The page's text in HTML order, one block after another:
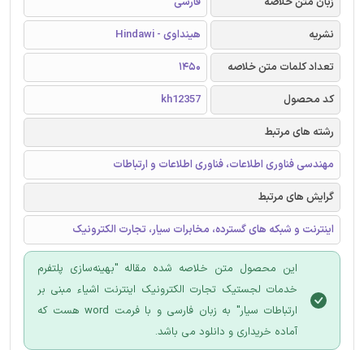
نشریه
هینداوی - Hindawi
تعداد کلمات متن خلاصه
1450
کد محصول
kh12357
رشته های مرتبط
مهندسی فناوری اطلاعات، فناوری اطلاعات و ارتباطات
گرایش های مرتبط
اینترنت و شبکه های گسترده، مخابرات سیار، تجارت الکترونیک
این محصول متن خلاصه شده مقاله "بهینه‌سازی پلتفرم
خدمات لجستیک تجارت الکترونیک اینترنت اشیاء مبنی بر
ارتباطات سیار" به زبان فارسی و با فرمت word هست که
آماده خریداری و دانلود می باشد.